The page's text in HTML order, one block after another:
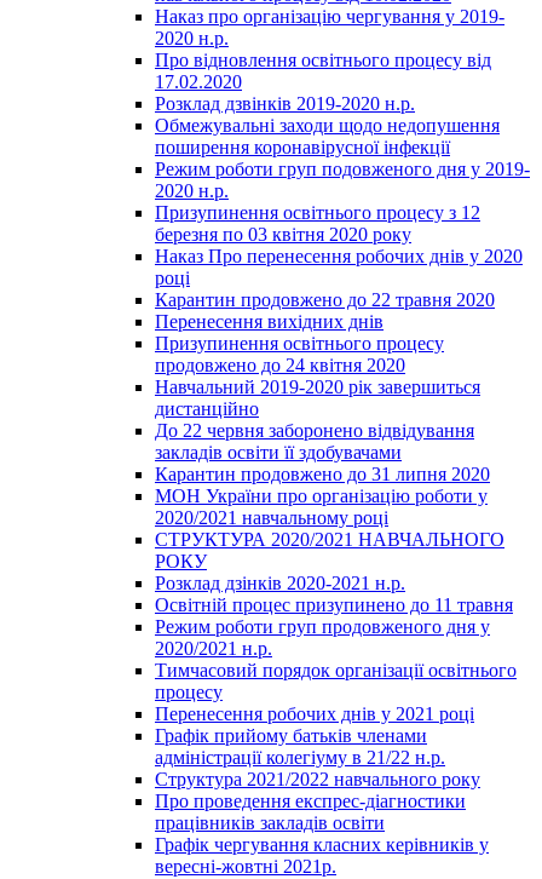
Наказ про організацію чергування у 2019-
2020 н.р.
Про відновлення освітнього процесу від
17.02.2020
Розклад дзвінків 2019-2020 н.р.
Обмежувальні заходи щодо недопушення
поширення коронавірусної інфекції
Режим роботи груп подовженого дня у 2019-
2020 н.р.
Призупинення освітнього процесу з 12
березня по 03 квітня 2020 року
Наказ Про перенесення робочих днів у 2020
році
Карантин продовжено до 22 травня 2020
Перенесення вихідних днів
Призупинення освітнього процесу
продовжено до 24 квітня 2020
Навчальний 2019-2020 рік завершиться
дистанційно
До 22 червня заборонено відвідування
закладів освіти її здобувачами
Карантин продовжено до 31 липня 2020
МОН України про організацію роботи у
2020/2021 навчальному році
СТРУКТУРА 2020/2021 НАВЧАЛЬНОГО
РОКУ
Розклад дзінків 2020-2021 н.р.
Освітній процес призупинено до 11 травня
Режим роботи груп продовженого дня у
2020/2021 н.р.
Тимчасовий порядок організації освітнього
процесу
Перенесення робочих днів у 2021 році
Графік прийому батьків членами
адміністрації колегіуму в 21/22 н.р.
Структура 2021/2022 навчального року
Про проведення експрес-діагностики
працівників закладів освіти
Графік чергування класних керівників у
вересні-жовтні 2021р.